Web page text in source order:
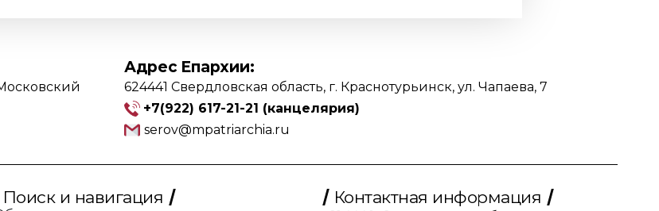
Адрес Епархии:
624441 Свердловская область, г. Краснотурьинск, ул. Чапаева, 7
+7(922) 617-21-21 (канцелярия)
serov@mpatriarchia.ru
Поиск и навигация Контактная информация